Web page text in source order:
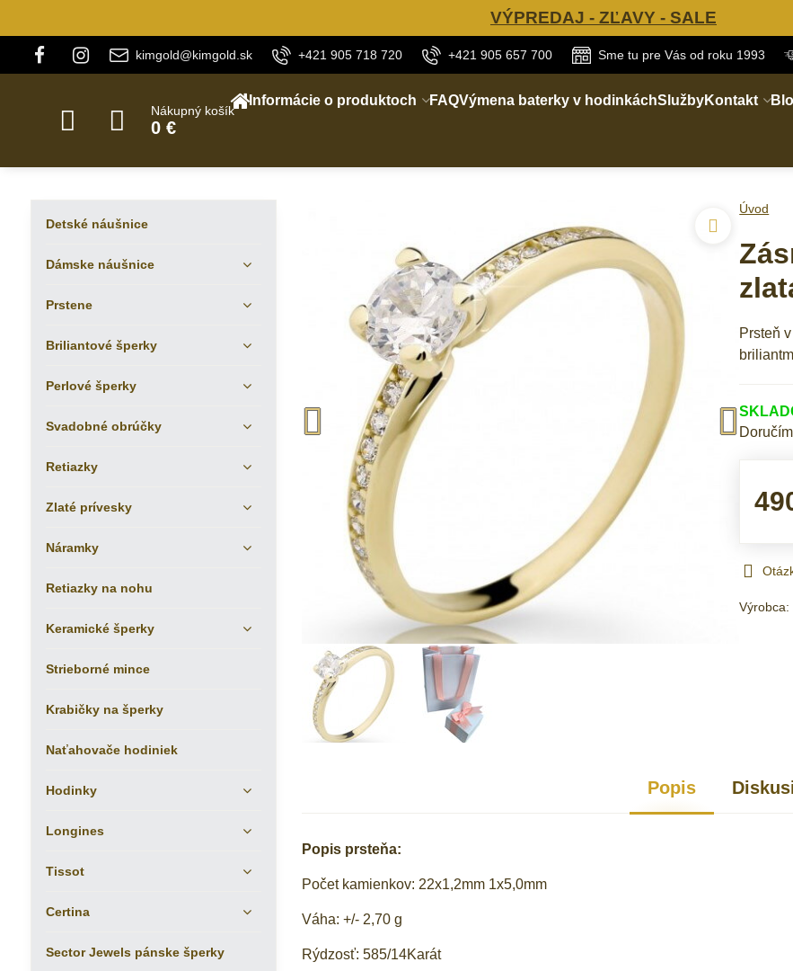
VÝPREDAJ - ZĽAVY - SALE
kimgold@kimgold.sk +421 905 718 720 +421 905 657 700 Sme tu pre Vás od roku 1993
Nákupný košík
0 €
Informácie o produktoch FAQVýmena baterky v hodinkáchSlužbyKontakt
Úvod
Prsteň
Výrobca:
Popis
Popis prsteňa:
Počet kamienkov: 22x1,2mm 1x5,0mm
Váha: +/- 2,70 g
Rýdzosť: 585/14Karát
Detské náušnice
Dámske náušnice
Prstene
Briliantové šperky
Perlové šperky
Svadobné obrúčky
Retiazky
Zlaté prívesky
Náramky
Retiazky na nohu
Keramické šperky
Strieborné mince
Krabičky na šperky
Naťahovače hodiniek
Hodinky
Longines
Tissot
Certina
Sector Jewels pánske šperky